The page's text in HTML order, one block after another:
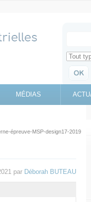
Search
Retrouvez
MÉDIAS
épreuve-MSP-design17-2019
par Déborah BUTEAU